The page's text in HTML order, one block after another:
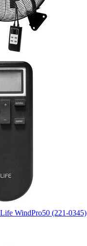
Life WindPro50 (221-0345)